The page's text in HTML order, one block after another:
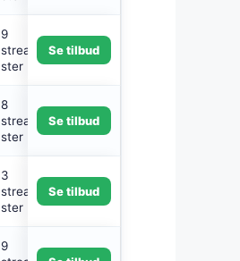
9
streamingtjene
ster
Se tilbud
8
streamingtjene
ster
Se tilbud
3
streamingtjene
ster
Se tilbud
9